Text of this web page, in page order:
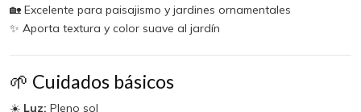
🏡 Excelente para paisajismo y jardines ornamentales
✨ Aporta textura y color suave al jardín
🌱 Cuidados básicos
☀️ Luz: Pleno sol